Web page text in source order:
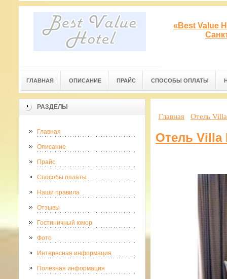
«Best Value
ГЛАВНАЯ ОПИСАНИЕ ПРАЙС СПОСОБЫ ОПЛАТЫ
РАЗДЕЛЫ
Главная
Описание
Прайс
Способы оплаты
Наши правила
Отзывы
Гостиничный юмор
Фото
Интересная информация
Полезная информация
Главная Отель
Отель Villa